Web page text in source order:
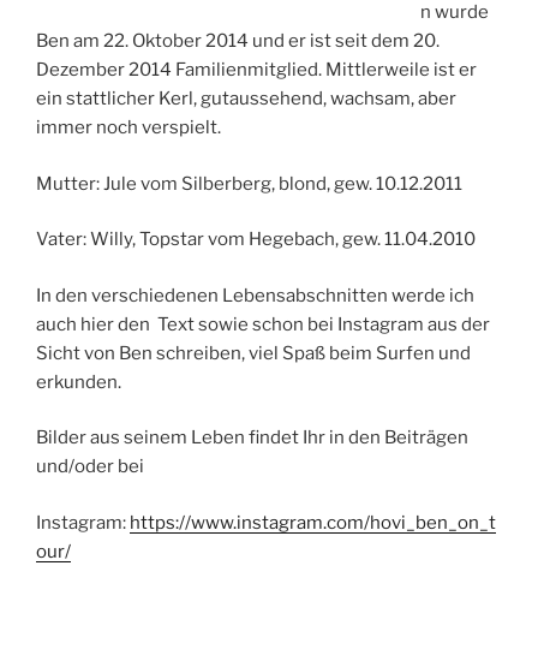
n wurde
Ben am 22. Oktober 2014 und er ist seit dem 20.
Dezember 2014 Familienmitglied. Mittlerweile ist er
ein stattlicher Kerl, gutaussehend, wachsam, aber
immer noch verspielt.
Mutter: Jule vom Silberberg, blond, gew. 10.12.2011
Vater: Willy, Topstar vom Hegebach, gew. 11.04.2010
In den verschiedenen Lebensabschnitten werde ich
auch hier den Text sowie schon bei Instagram aus der
Sicht von Ben schreiben, viel Spaß beim Surfen und
erkunden.
Bilder aus seinem Leben findet Ihr in den Beiträgen
und/oder bei
Instagram: https://www.instagram.com/hovi_ben_on_t
our/